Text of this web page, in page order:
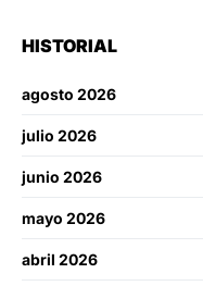
HISTORIAL
agosto 2026
julio 2026
junio 2026
mayo 2026
abril 2026